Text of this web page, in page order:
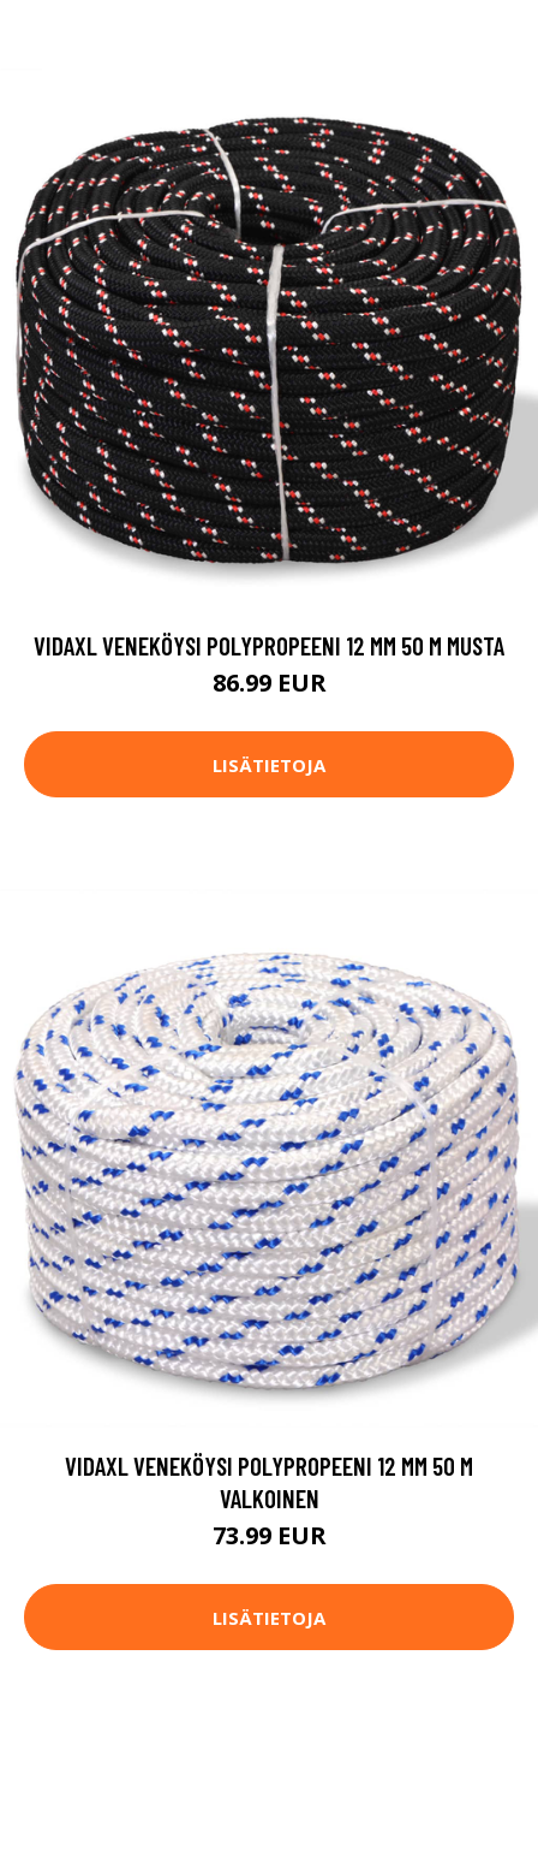
VIDAXL VENEKÖYSI POLYPROPEENI 12 MM 50 M MUSTA
86.99 EUR
LISÄTIETOJA
VIDAXL VENEKÖYSI POLYPROPEENI 12 MM 50 M
VALKOINEN
73.99 EUR
LISÄTIETOJA